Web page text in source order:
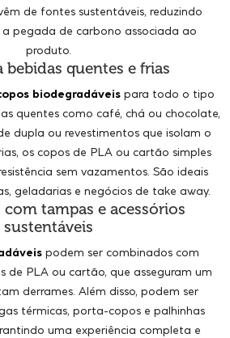
de fontes sustentáveis, reduzindo
pegada de carbono associada ao
produto.
bebidas quentes e frias
biodegradáveispara todo o tipo
quentes como café, chá ou chocolate,
dupla ou revestimentos que isolam o
os copos de PLA ou cartão simples
sem vazamentos. São ideais
geladarias e negócios de take away.
tampas e acessórios
sustentáveis
podem ser combinados com
de PLA ou cartão, que asseguram um
derrames. Além disso, podem ser
térmicas, porta-copos e palhinhas
uma experiência completa e